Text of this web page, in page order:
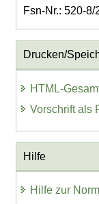
Fsn-Nr.: 520-8/
Drucken/
HTML-
Vorschrift als
Hilfe
Hilfe zur